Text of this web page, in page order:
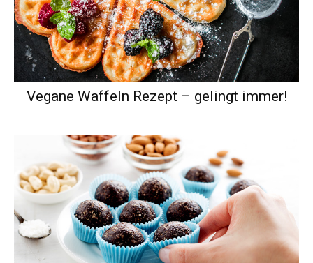
Vegane Waffeln Rezept – gelingt immer!